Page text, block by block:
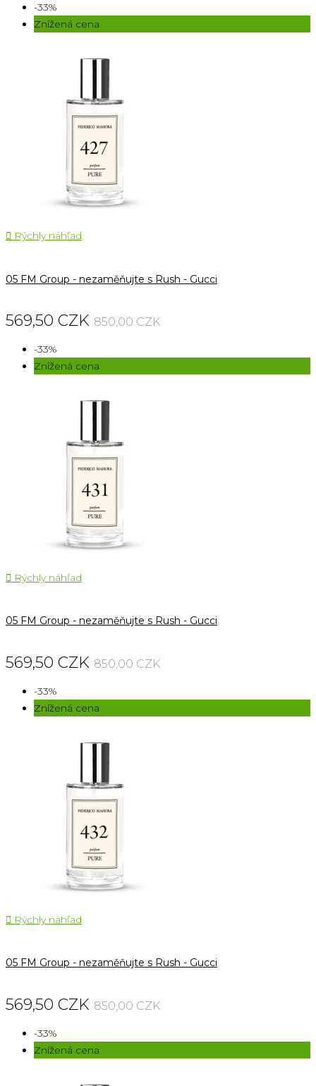
-33%
Znížená cena
 Rýchly náhľad
05 FM Group - nezaměňujte s Rush - Gucci
569,50 CZK 850,00 CZK
-33%
Znížená cena
 Rýchly náhľad
05 FM Group - nezaměňujte s Rush - Gucci
569,50 CZK 850,00 CZK
-33%
Znížená cena
 Rýchly náhľad
05 FM Group - nezaměňujte s Rush - Gucci
569,50 CZK 850,00 CZK
-33%
Znížená cena